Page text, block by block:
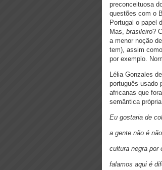
preconceituosa
questões com o
Portugal o papel
Mas, brasileiro?
a menor noção
tem), assim
por exemplo.
Lélia Gonzales
português usado
africanas que
semântica
Eu gostaria de
a gente não é
cultura negra por
falamos aqui é